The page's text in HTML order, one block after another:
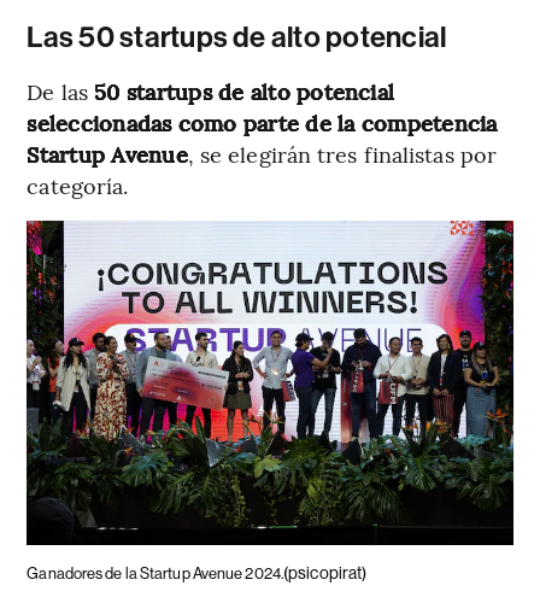
Las 50 startups de alto potencial
De las 50 startups de alto potencial
seleccionadas como parte de la competencia
Startup Avenue, se elegirán tres finalistas por
categoría.
Ganadores de la Startup Avenue 2024.(psicopirat)